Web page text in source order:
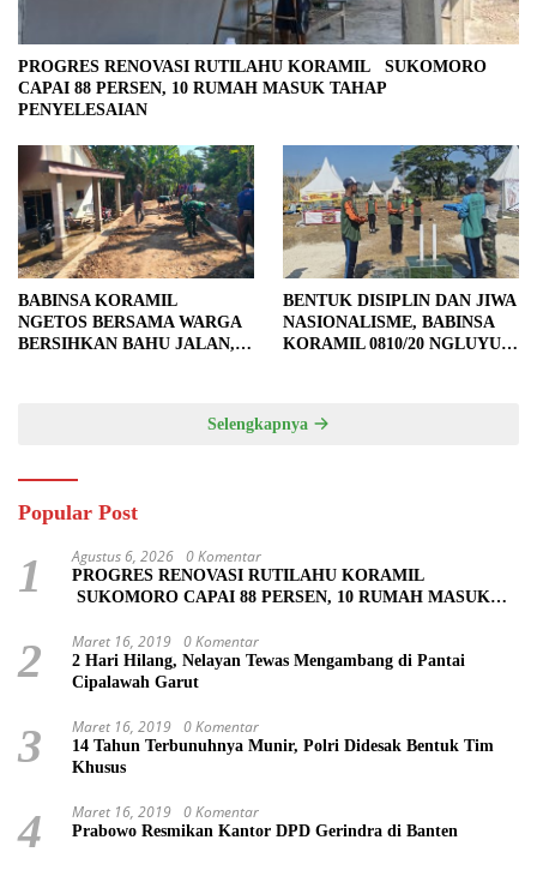
PROGRES RENOVASI RUTILAHU KORAMIL SUKOMORO
CAPAI 88 PERSEN, 10 RUMAH MASUK TAHAP
PENYELESAIAN
BABINSA KORAMIL
NGETOS BERSAMA WARGA
BERSIHKAN BAHU JALAN,
BENTUK DISIPLIN DAN JIWA
NASIONALISME, BABINSA
KORAMIL 0810/20 NGLUYU
Selengkapnya
Popular Post
1 Agustus 6, 2026 0 Komentar
PROGRES RENOVASI RUTILAHU KORAMIL
SUKOMORO CAPAI 88 PERSEN, 10 RUMAH MASUK
2 Maret 16, 2019 0 Komentar
2 Hari Hilang, Nelayan Tewas Mengambang di Pantai
Cipalawah Garut
3 Maret 16, 2019 0 Komentar
14 Tahun Terbunuhnya Munir, Polri Didesak Bentuk Tim
Khusus
4 Maret 16, 2019 0 Komentar
Prabowo Resmikan Kantor DPD Gerindra di Banten